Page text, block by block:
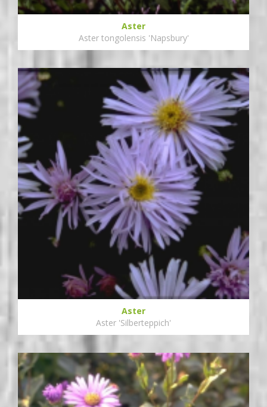
Aster
Aster tongolensis 'Napsbury'
Aster
Aster 'Silberteppich'